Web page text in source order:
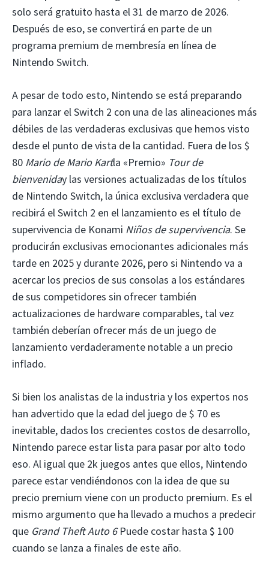
solo será gratuito hasta el 31 de marzo de 2026.
Después de eso, se convertirá en parte de un
programa premium de membresía en línea de
Nintendo Switch.
A pesar de todo esto, Nintendo se está preparando
para lanzar el Switch 2 con una de las alineaciones más
débiles de las verdaderas exclusivas que hemos visto
desde el punto de vista de la cantidad. Fuera de los $
80 Mario de Mario Kartla «Premio» Tour de
bienveniday las versiones actualizadas de los títulos
de Nintendo Switch, la única exclusiva verdadera que
recibirá el Switch 2 en el lanzamiento es el título de
supervivencia de Konami Niños de supervivencia. Se
producirán exclusivas emocionantes adicionales más
tarde en 2025 y durante 2026, pero si Nintendo va a
acercar los precios de sus consolas a los estándares
de sus competidores sin ofrecer también
actualizaciones de hardware comparables, tal vez
también deberían ofrecer más de un juego de
lanzamiento verdaderamente notable a un precio
inflado.
Si bien los analistas de la industria y los expertos nos
han advertido que la edad del juego de $ 70 es
inevitable, dados los crecientes costos de desarrollo,
Nintendo parece estar lista para pasar por alto todo
eso. Al igual que 2k juegos antes que ellos, Nintendo
parece estar vendiéndonos con la idea de que su
precio premium viene con un producto premium. Es el
mismo argumento que ha llevado a muchos a predecir
que Grand Theft Auto 6Puede costar hasta $ 100
cuando se lanza a finales de este año.